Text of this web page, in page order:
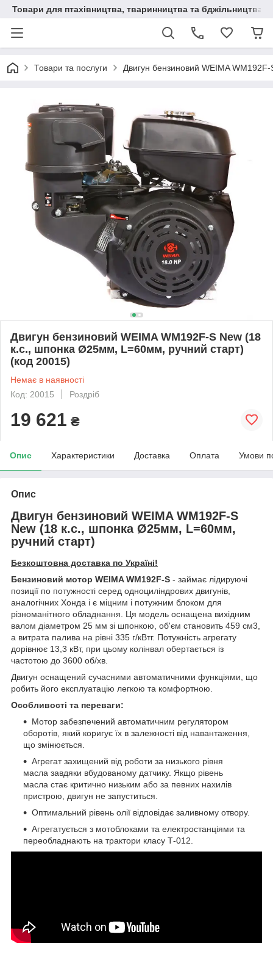
Товари для птахівництва, тваринництва та бджільництва
Товари та послуги Двигун бензиновий WEIMA
Двигун бензиновий WEIMA WM192F-S New (18
к.с., шпонка Ø25мм, L=60мм, ручний старт)
(код 20015)
Немає в наявності
Код: 20015
Роздріб
19 621 ₴
Опис Характеристики Доставка Оплата Умови
Опис
Двигун бензиновий WEIMA WM192F-S
New (18 к.с., шпонка Ø25мм, L=60мм,
ручний старт)
Безкоштовна доставка по Україні!
Бензиновий мотор WEIMA WM192F-S - займає лідируючі
позиції по потужності серед одноциліндрових двигунів,
аналогічних Хонда і є міцним і потужним блоком для
різноманітного обладнання. Ця модель оснащена вихідним
валом діаметром 25 мм зі шпонкою, об'єм становить 459 см3,
а витрата палива на рівні 335 г/кВтг. Потужність агрегату
дорівнює 13,3 кВт, при цьому колінвал обертається із
частотою до 3600 об/хв.
Двигун оснащений сучасними автоматичними функціями, що
робить його експлуатацію легкою та комфортною.
Особливості та переваги:
Мотор забезпечений автоматичним регулятором
оборотів, який коригує їх в залежності від навантаження,
що змінюється.
Агрегат захищений від роботи за низького рівня
масла завдяки вбудованому датчику. Якщо рівень
масла стає критично низьким або за певних нахилів
пристрою, двигун не запуститься.
Оптимальний рівень олії відповідає заливному отвору.
Агрегатується з мотоблоками та електростанціями та
переобладнають на трактори класу Т-012.